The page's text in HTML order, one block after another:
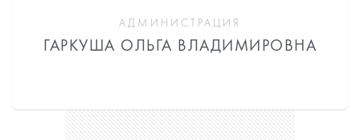
АДМИНИСТРАЦИЯ
ГАРКУША ОЛЬГА ВЛАДИМИРОВНА